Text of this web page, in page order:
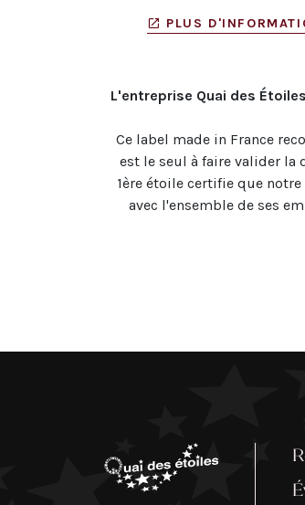
PLUS
L'entreprise Quai des
Ce label made in France
est le seul à faire valider la
1ère étoile certifie que
avec l'ensemble de ses